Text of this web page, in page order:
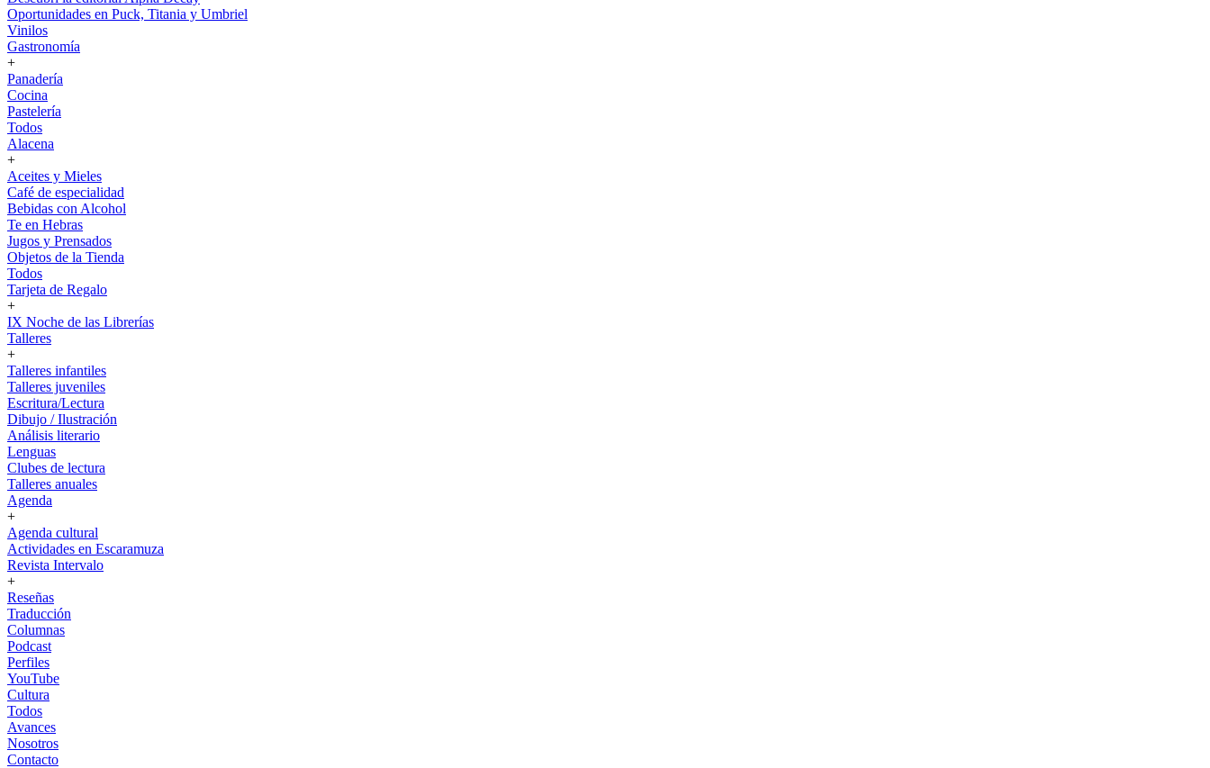
Oportunidades en Puck, Titania y Umbriel
Vinilos
Gastronomía
+
Panadería
Cocina
Pastelería
Todos
Alacena
+
Aceites y Mieles
Café de especialidad
Bebidas con Alcohol
Te en Hebras
Jugos y Prensados
Objetos de la Tienda
Todos
Tarjeta de Regalo
+
IX Noche de las Librerías
Talleres
+
Talleres infantiles
Talleres juveniles
Escritura/Lectura
Dibujo / Ilustración
Análisis literario
Lenguas
Clubes de lectura
Talleres anuales
Agenda
+
Agenda cultural
Actividades en Escaramuza
Revista Intervalo
+
Reseñas
Traducción
Columnas
Podcast
Perfiles
YouTube
Cultura
Todos
Avances
Nosotros
Contacto